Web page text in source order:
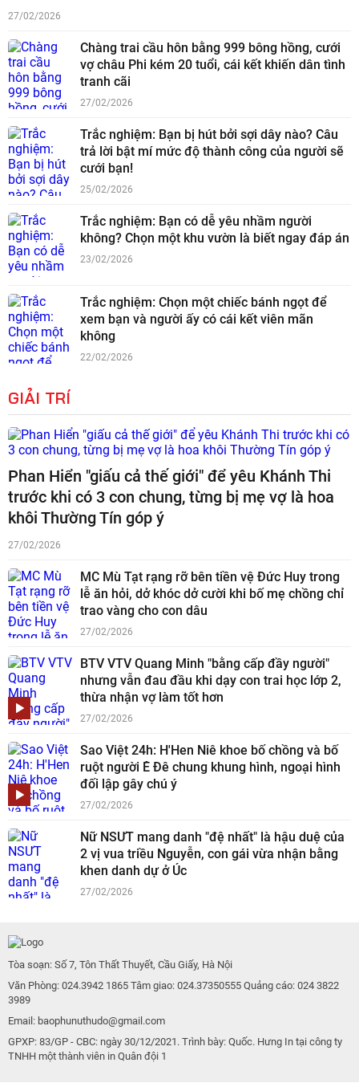
27/02/2026
Chàng trai cầu hôn bằng 999 bông hồng, cưới
vợ châu Phi kém 20 tuổi, cái kết khiến dân tình
tranh cãi
27/02/2026
Trắc nghiệm: Bạn bị hút bởi sợi dây nào? Câu
trả lời bật mí mức độ thành công của người sẽ
cưới bạn!
25/02/2026
Trắc nghiệm: Bạn có dễ yêu nhầm người
không? Chọn một khu vườn là biết ngay đáp án
23/02/2026
Trắc nghiệm: Chọn một chiếc bánh ngọt để
xem bạn và người ấy có cái kết viên mãn
không
22/02/2026
GIẢI TRÍ
Phan Hiển "giấu cả thế giới" để yêu Khánh Thi
trước khi có 3 con chung, từng bị mẹ vợ là hoa
khôi Thường Tín góp ý
27/02/2026
MC Mù Tạt rạng rỡ bên tiền vệ Đức Huy trong
lễ ăn hỏi, dở khóc dở cười khi bố mẹ chồng chỉ
trao vàng cho con dâu
27/02/2026
BTV VTV Quang Minh "bằng cấp đầy người"
nhưng vẫn đau đầu khi dạy con trai học lớp 2,
thừa nhận vợ làm tốt hơn
27/02/2026
Sao Việt 24h: H'Hen Niê khoe bố chồng và bố
ruột người Ê Đê chung khung hình, ngoại hình
đối lập gây chú ý
27/02/2026
Nữ NSƯT mang danh "đệ nhất" là hậu duệ của
2 vị vua triều Nguyễn, con gái vừa nhận bằng
khen danh dự ở Úc
27/02/2026
Tòa soạn: Số 7, Tôn Thất Thuyết, Cầu Giấy, Hà Nội
Văn Phòng: 024.3942 1865 Tâm giao: 024.37350555 Quảng cáo: 024 3822
3989
Email: baophunuthudo@gmail.com
GPXP: 83/GP - CBC: ngày 30/12/2021. Trình bày: Quốc. Hưng In tại công ty
TNHH một thành viên in Quân đội 1